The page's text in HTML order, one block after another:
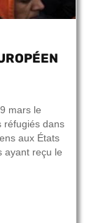
mars le
réfugiés dans
aux États
ayant reçu le